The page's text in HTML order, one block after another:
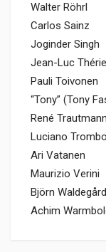
Walter Röhrl
Carlos Sainz
Joginder Singh
Jean-Luc
Pauli Toivonen
“Tony” (Tony
René Trautmann
Luciano
Ari Vatanen
Maurizio Verini
Björn Waldegård
Achim